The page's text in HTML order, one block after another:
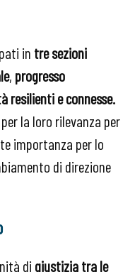
in tre sezioni
, progresso
resilienti e connesse.
la loro rilevanza per
importanza per lo
di direzione
di giustizia tra le